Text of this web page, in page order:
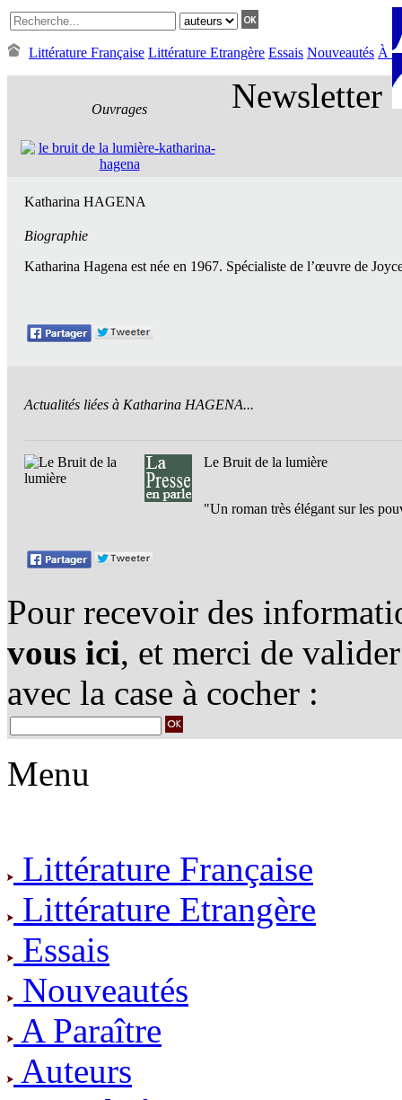
Littérature Française Littérature Etrangère Essais Nouveautés À
Ouvrages
Katharina HAGENA
Biographie
Katharina Hagena est née en 1967. Spécialiste de l’œuvre de
Actualités liées à Katharina HAGENA...
Le Bruit de la lumière
"Un roman très élégant sur les
Newsletter
Pour recevoir des
vous ici, et merci de
avec la case à cocher :
Menu
Littérature Française
Littérature Etrangère
Essais
Nouveautés
A Paraître
Auteurs